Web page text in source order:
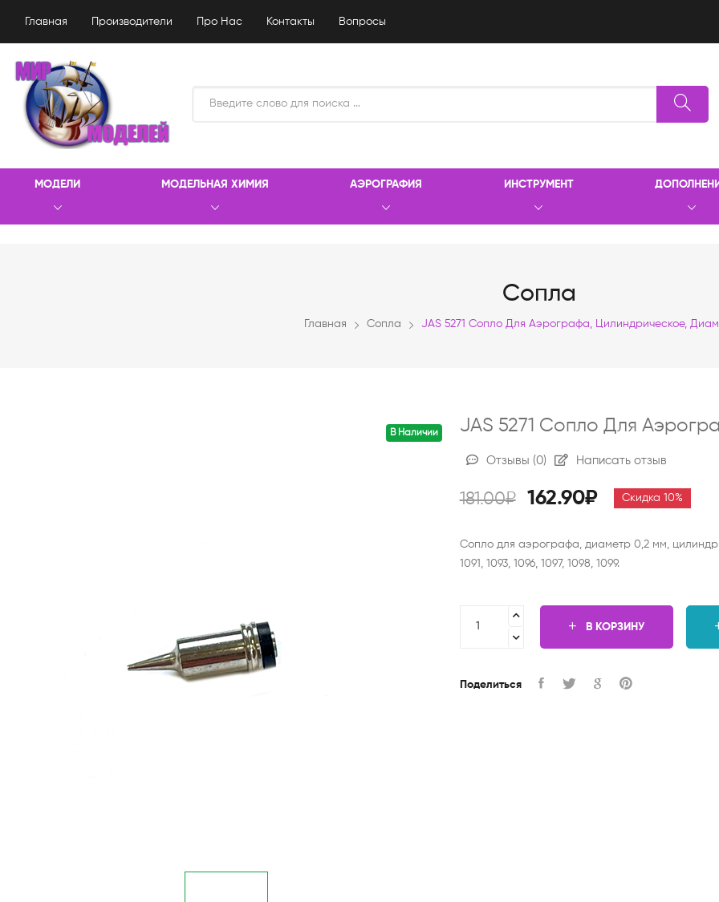
Главная Производители Про Нас Контакты Вопросы
МОДЕЛИ МОДЕЛЬНАЯ ХИМИЯ АЭРОГРАФИЯ ИНСТРУМЕНТ
Сопла
Главная Сопла JAS 5271 Сопло Для Аэрографа, Цилиндрическое,
В Наличии JAS 5271 Сопло Для
Отзывы (0) Написать отзыв
181.00₽ 162.90₽ Скидка 10%
Сопло для аэрографа, диаметр 0,2 мм,
1091, 1093, 1096, 1097, 1098, 1099.
В КОРЗИНУ
Поделиться